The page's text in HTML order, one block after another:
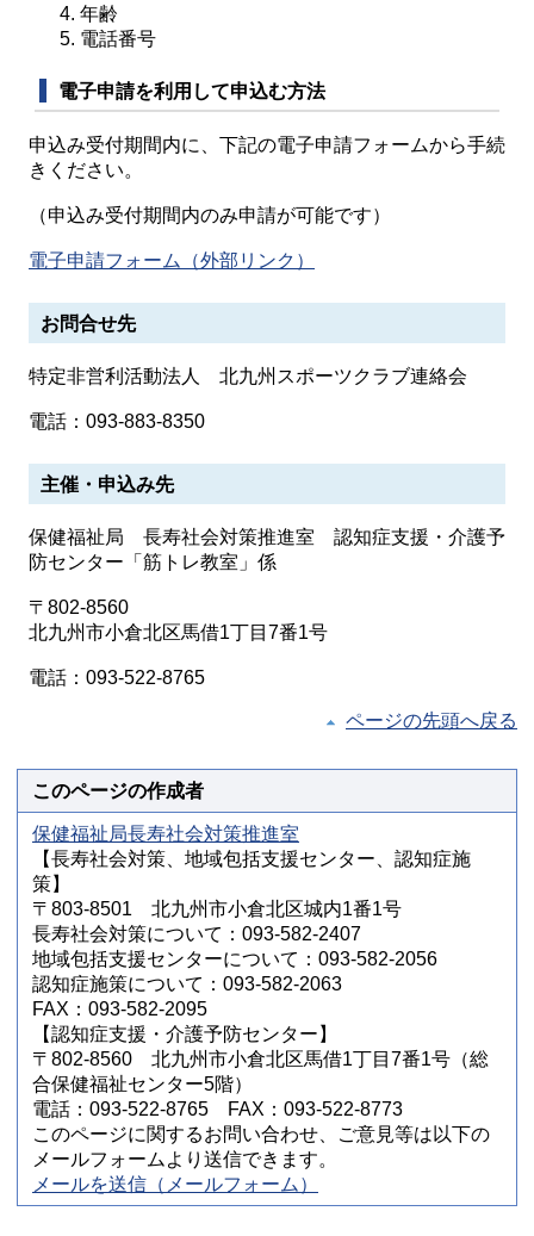
年齢
電話番号
電子申請を利用して申込む方法
申込み受付期間内に、下記の電子申請フォームから手続
きください。
（申込み受付期間内のみ申請が可能です）
電子申請フォーム（外部リンク）
お問合せ先
特定非営利活動法人 北九州スポーツクラブ連絡会
電話：093-883-8350
主催・申込み先
保健福祉局 長寿社会対策推進室 認知症支援・介護予
防センター「筋トレ教室」係
〒802-8560
北九州市小倉北区馬借1丁目7番1号
電話：093-522-8765
ページの先頭へ戻る
このページの作成者
保健福祉局長寿社会対策推進室
【長寿社会対策、地域包括支援センター、認知症施
策】
〒803-8501 北九州市小倉北区城内1番1号
長寿社会対策について：093-582-2407
地域包括支援センターについて：093-582-2056
認知症施策について：093-582-2063
FAX：093-582-2095
【認知症支援・介護予防センター】
〒802-8560 北九州市小倉北区馬借1丁目7番1号（総
合保健福祉センター5階）
電話：093-522-8765 FAX：093-522-8773
このページに関するお問い合わせ、ご意見等は以下の
メールフォームより送信できます。
メールを送信（メールフォーム）